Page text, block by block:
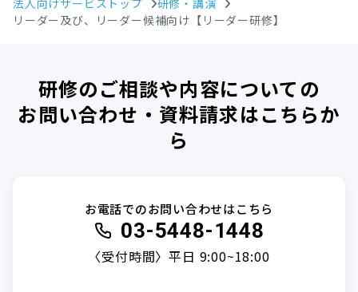
法人向けサービストップ
研修・講演
リーダー及び、リーダー候補向け【リーダー研修】
研修のご相談や内容についての
お問い合わせ・資料請求はこちらか
ら
お電話でのお問い合わせはこちら
03-5448-1448
〈受付時間〉平日 9:00~18:00